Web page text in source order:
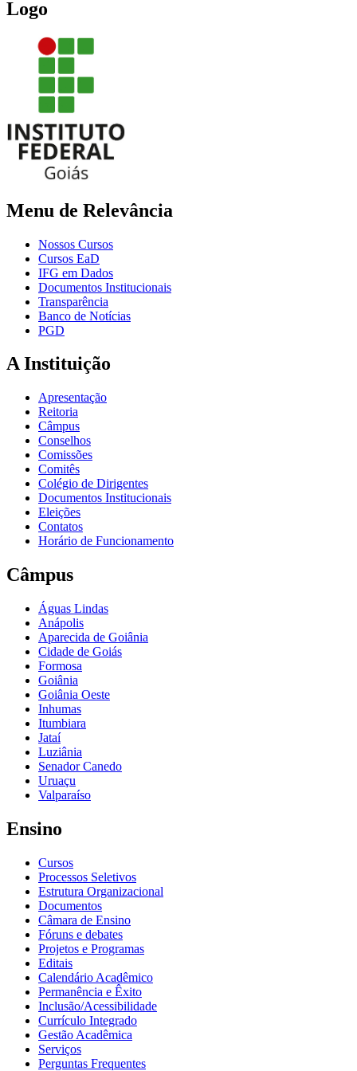
Logo
Menu de Relevância
Nossos Cursos
Cursos EaD
IFG em Dados
Documentos Institucionais
Transparência
Banco de Notícias
PGD
A Instituição
Apresentação
Reitoria
Câmpus
Conselhos
Comissões
Comitês
Colégio de Dirigentes
Documentos Institucionais
Eleições
Contatos
Horário de Funcionamento
Câmpus
Águas Lindas
Anápolis
Aparecida de Goiânia
Cidade de Goiás
Formosa
Goiânia
Goiânia Oeste
Inhumas
Itumbiara
Jataí
Luziânia
Senador Canedo
Uruaçu
Valparaíso
Ensino
Cursos
Processos Seletivos
Estrutura Organizacional
Documentos
Câmara de Ensino
Fóruns e debates
Projetos e Programas
Editais
Calendário Acadêmico
Permanência e Êxito
Inclusão/Acessibilidade
Currículo Integrado
Gestão Acadêmica
Serviços
Perguntas Frequentes